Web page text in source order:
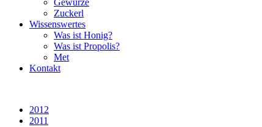
Gewürze
Zuckerl
Wissenswertes
Was ist Honig?
Was ist Propolis?
Met
Kontakt
2012
2011